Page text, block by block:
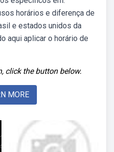
horários e diferença de
e estados unidos da
aqui aplicar o horário de
click the button below.
MORE